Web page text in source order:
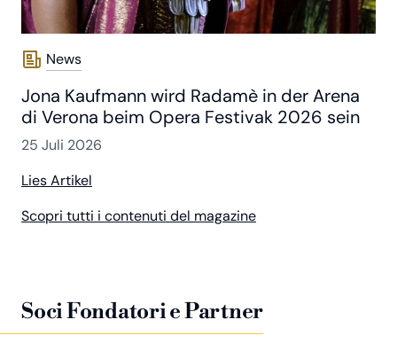
News
Jona Kaufmann wird Radamè in der Arena
di Verona beim Opera Festivak 2026 sein
25 Juli 2026
Lies Artikel
Scopri tutti i contenuti del magazine
Soci Fondatori e Partner